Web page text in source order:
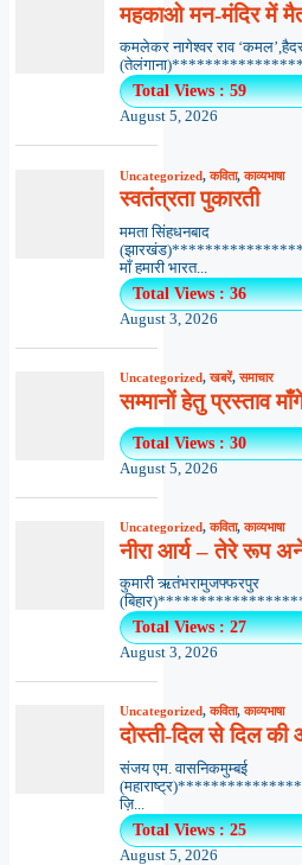
महकाओ मन-मंदिर में
कमलेकर नागेश्वर राव
Total Views : 59
August 5, 2026
Uncategorized,कविता,काव्यभाषा
स्वतंत्रता पुकारती
ममता सिंहधनबाद
माँ हमारी भारत...
Total Views : 36
August 3, 2026
Uncategorized,खबरें,समाचार
सम्मानों हेतु प्रस्ताव
Total Views : 30
August 5, 2026
Uncategorized,कविता,काव्यभाषा
नीरा आर्य – तेरे रूप
कुमारी ऋतंभरामुजफ्फरपुर
Total Views : 27
August 3, 2026
Uncategorized,कविता,काव्यभाषा
दोस्ती-दिल से दिल की
संजय एम. वासनिकमुम्बई
ज़ि...
Total Views : 25
August 5, 2026